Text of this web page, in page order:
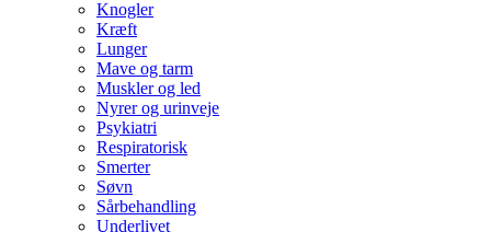
Knogler
Kræft
Lunger
Mave og tarm
Muskler og led
Nyrer og urinveje
Psykiatri
Respiratorisk
Smerter
Søvn
Sårbehandling
Underlivet